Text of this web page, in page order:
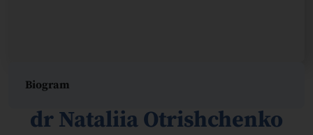
Biogram
dr Nataliia Otrishchenko